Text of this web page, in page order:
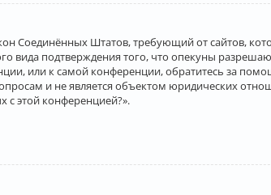
Соединённых Штатов, требующий от сайтов,
вида подтверждения того, что опекуны
или к самой конференции, обратитесь за
и не является объектом юридических
с этой конференцией?».